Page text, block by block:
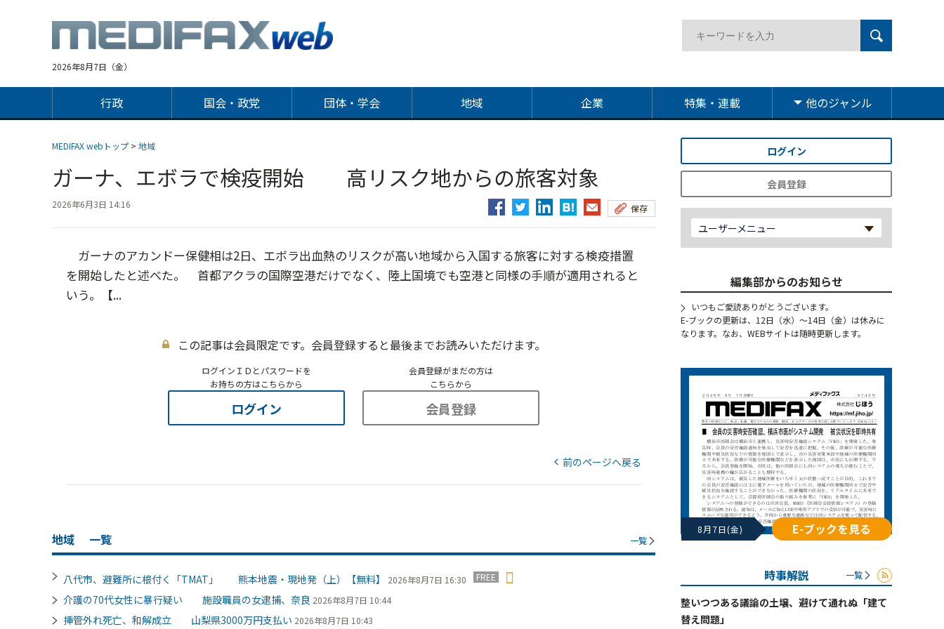
2026年8月7日（金）
行政 国会・政党 団体・学会 地域 企業 特集・連載 他のジャンル
MEDIFAX webトップ > 地域
ガーナ、エボラで検疫開始 高リスク地からの旅客対象
2026年6月3日 14:16 保存
ガーナのアカンドー保健相は2日、エボラ出血熱のリスクが高い地域から入国する旅客に対する検疫措置
を開始したと述べた。 首都アクラの国際空港だけでなく、陸上国境でも空港と同様の手順が適用されると
いう。【...
この記事は会員限定です。会員登録すると最後までお読みいただけます。
ログインＩＤとパスワードを
お持ちの方はこちらから
ログイン
会員登録がまだの方は
こちらから
会員登録
前のページへ戻る
地域 一覧 一覧
八代市、避難所に根付く「TMAT」 熊本地震・現地発（上）【無料】 2026年8月7日 16:30 FREE
介護の70代女性に暴行疑い 施設職員の女逮捕、奈良 2026年8月7日 10:44
挿管外れ死亡、和解成立 山梨県3000万円支払い 2026年8月7日 10:43
ログイン
会員登録
ユーザーメニュー
編集部からのお知らせ
いつもご愛読ありがとうございます。
E-ブックの更新は、12日（水）～14日（金）は休みに
なります。なお、WEBサイトは随時更新します。
8月7日(金) E-ブックを見る
時事解説 一覧
整いつつある議論の土壌、避けて通れぬ「建て
替え問題」